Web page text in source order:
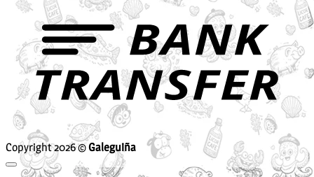
Copyright 2026 ©Galeguiña